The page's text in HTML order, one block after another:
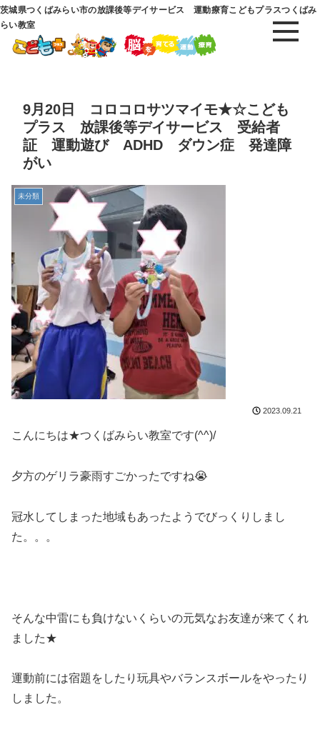
茨城県つくばみらい市の放課後等デイサービス 運動療育こどもプラスつくばみ
らい教室
9月20日 コロコロサツマイモ★☆こども
プラス 放課後等デイサービス 受給者
証 運動遊び ADHD ダウン症 発達障
がい
未分類
2023.09.21
こんにちは★つくばみらい教室です(^^)/
夕方のゲリラ豪雨すごかったですね😭
冠水してしまった地域もあったようでびっくりしまし
た。。。
そんな中雷にも負けないくらいの元気なお友達が来てくれ
ました★
運動前には宿題をしたり玩具やバランスボールをやったり
しました。